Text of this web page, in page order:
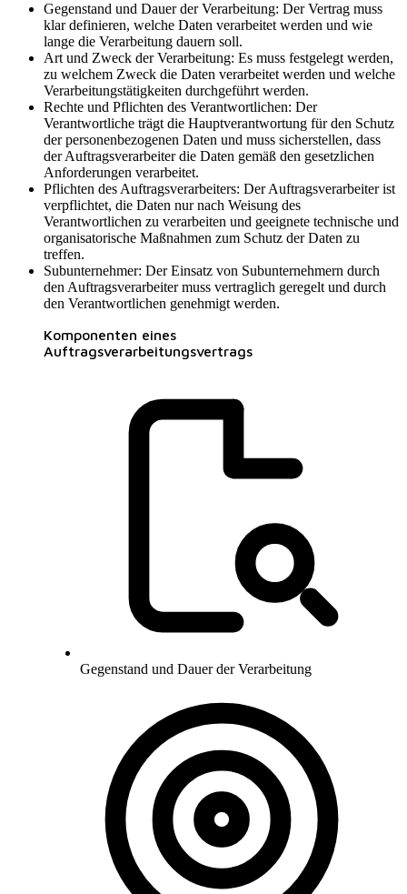
Gegenstand und Dauer der Verarbeitung: Der Vertrag muss
klar definieren, welche Daten verarbeitet werden und wie
lange die Verarbeitung dauern soll.
Art und Zweck der Verarbeitung: Es muss festgelegt werden,
zu welchem Zweck die Daten verarbeitet werden und welche
Verarbeitungstätigkeiten durchgeführt werden.
Rechte und Pflichten des Verantwortlichen: Der
Verantwortliche trägt die Hauptverantwortung für den Schutz
der personenbezogenen Daten und muss sicherstellen, dass
der Auftragsverarbeiter die Daten gemäß den gesetzlichen
Anforderungen verarbeitet.
Pflichten des Auftragsverarbeiters: Der Auftragsverarbeiter ist
verpflichtet, die Daten nur nach Weisung des
Verantwortlichen zu verarbeiten und geeignete technische und
organisatorische Maßnahmen zum Schutz der Daten zu
treffen.
Subunternehmer: Der Einsatz von Subunternehmern durch
den Auftragsverarbeiter muss vertraglich geregelt und durch
den Verantwortlichen genehmigt werden.
Komponenten eines
Auftragsverarbeitungsvertrags
Gegenstand und Dauer der Verarbeitung